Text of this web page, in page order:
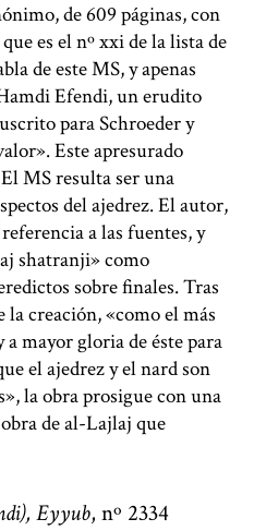
de 609 páginas, con
que es el nº xxi de la lista de
de este MS, y apenas
Efendi, un erudito
para Schroeder y
Este apresurado
MS resulta ser una
del ajedrez. El autor,
a las fuentes, y
shatranji» como
sobre finales. Tras
creación, «como el más
mayor gloria de éste para
el ajedrez y el nard son
la obra prosigue con una
de al-Lajlaj que
Eyyub, nº 2334